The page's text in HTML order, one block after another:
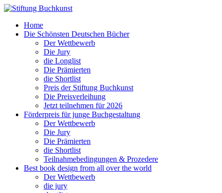
Home
Die Schönsten Deutschen Bücher
Der Wettbewerb
Die Jury
die Longlist
Die Prämierten
die Shortlist
Preis der Stiftung Buchkunst
Die Preisverleihung
Jetzt teilnehmen für 2026
Förderpreis für junge Buchgestaltung
Der Wettbewerb
Die Jury
Die Prämierten
die Shortlist
Teilnahmebedingungen & Prozedere
Best book design from all over the world
Der Wettbewerb
die jury